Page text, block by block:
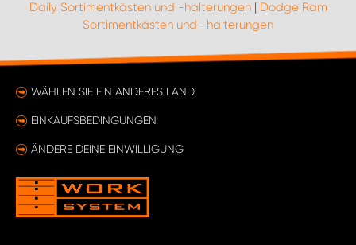
Daily Sortimentkästen und -halterungen| Dodge Ram
Sortimentkästen und -halterungen
WÄHLEN SIE EIN ANDERES LAND
EINKAUFSBEDINGUNGEN
ÄNDERE DEINE EINWILLIGUNG